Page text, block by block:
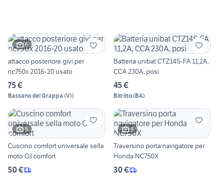
6
attacco posteriore givi per
nc750x 2016-20 usato
75 €
Bassano del Grappa (VI)
Batteria unibat CTZ14S-FA 11,2A,
CCA 230A, posi
45 €
Bitritto(BA)
5
Cuscino comfort universale sella
moto OJ comfort
50 €
5
Traversino porta navigatore per
Honda NC750X
30 €